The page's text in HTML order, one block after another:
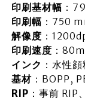
印刷基材幅 ：
印刷幅 ：750
解像度 ：
印刷速度 ：
インク ：水性
基材：BOPP,
RIP ：事前 RIP